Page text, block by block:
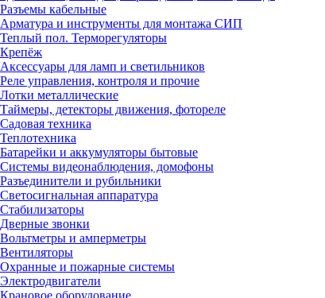
Разъемы кабельные
Арматура и инструменты для монтажа СИП
Теплый пол. Терморегуляторы
Крепёж
Аксессуары для ламп и светильников
Реле управления, контроля и прочие
Лотки металлические
Таймеры, детекторы движения, фотореле
Садовая техника
Теплотехника
Батарейки и аккумуляторы бытовые
Системы видеонаблюдения, домофоны
Разъединители и рубильники
Светосигнальная аппаратура
Стабилизаторы
Дверные звонки
Вольтметры и амперметры
Вентиляторы
Охранные и пожарные системы
Электродвигатели
Крановое оборудование